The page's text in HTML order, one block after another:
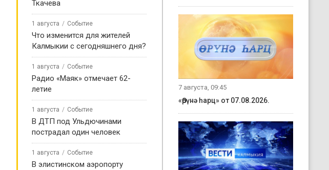
Ткачева
1 августа Событие
Что изменится для жителей
Калмыкии с сегодняшнего дня?
1 августа Событие
Радио «Маяк» отмечает 62-
летие
1 августа Событие
В ДТП под Ульдючинами
пострадал один человек
1 августа Событие
В элистинском аэропорту
7 августа, 09:45
«Өрүнә һарц» от 07.08.2026.